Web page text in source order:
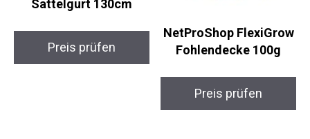
Sattelgurt 130cm
Preis prüfen
NetProShop FlexiGrow
Fohlendecke 100g
Preis prüfen